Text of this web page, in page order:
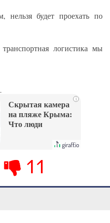
нельзя будет проехать по
логистика мы
i
Скрытая камера
на пляже Крыма:
Что люди
их не видят...
11